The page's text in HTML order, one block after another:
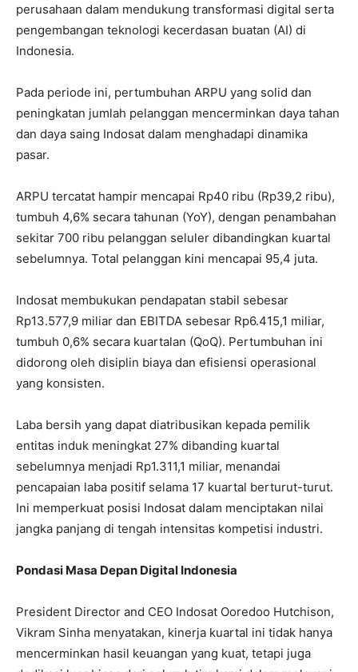
perusahaan dalam mendukung transformasi digital serta
pengembangan teknologi kecerdasan buatan (AI) di
Indonesia.
Pada periode ini, pertumbuhan ARPU yang solid dan
peningkatan jumlah pelanggan mencerminkan daya tahan
dan daya saing Indosat dalam menghadapi dinamika
pasar.
ARPU tercatat hampir mencapai Rp40 ribu (Rp39,2 ribu),
tumbuh 4,6% secara tahunan (YoY), dengan penambahan
sekitar 700 ribu pelanggan seluler dibandingkan kuartal
sebelumnya. Total pelanggan kini mencapai 95,4 juta.
Indosat membukukan pendapatan stabil sebesar
Rp13.577,9 miliar dan EBITDA sebesar Rp6.415,1 miliar,
tumbuh 0,6% secara kuartalan (QoQ). Pertumbuhan ini
didorong oleh disiplin biaya dan efisiensi operasional
yang konsisten.
Laba bersih yang dapat diatribusikan kepada pemilik
entitas induk meningkat 27% dibanding kuartal
sebelumnya menjadi Rp1.311,1 miliar, menandai
pencapaian laba positif selama 17 kuartal berturut-turut.
Ini memperkuat posisi Indosat dalam menciptakan nilai
jangka panjang di tengah intensitas kompetisi industri.
Pondasi Masa Depan Digital Indonesia
President Director and CEO Indosat Ooredoo Hutchison,
Vikram Sinha menyatakan, kinerja kuartal ini tidak hanya
mencerminkan hasil keuangan yang kuat, tetapi juga